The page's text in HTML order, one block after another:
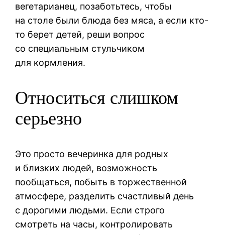
вегетарианец, позаботьтесь, чтобы
на столе были блюда без мяса, а если кто-
то берет детей, реши вопрос
со специальным стульчиком
для кормления.
Относиться слишком
серьезно
Это просто вечеринка для родных
и близких людей, возможность
пообщаться, побыть в торжественной
атмосфере, разделить счастливый день
с дорогими людьми. Если строго
смотреть на часы, контролировать